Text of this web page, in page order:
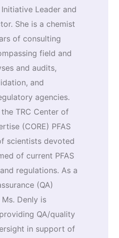
Initiative Leader and
She is a chemist
of consulting
field and
and audits,
and
agencies.
TRC Center of
(CORE) PFAS
scientists devoted
of current PFAS
regulations. As a
(QA)
Denly is
QA/quality
in support of